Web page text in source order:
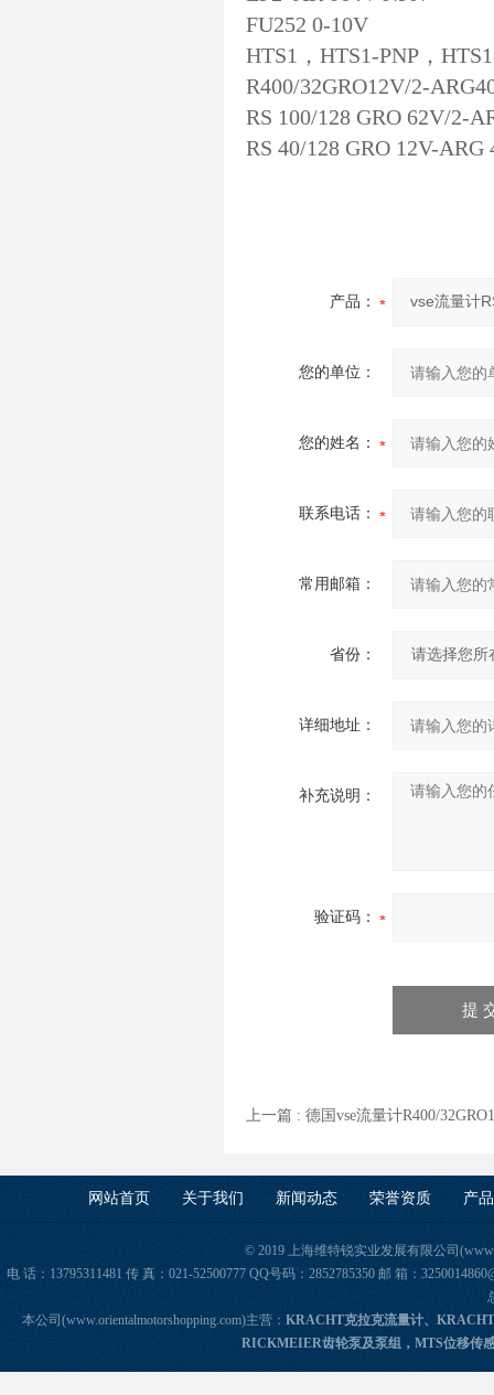
FU252 0-10V
HTS1，HTS1-PNP，
R400/32GRO12V/2-
RS 100/128 GRO 62V/2-
RS 40/128 GRO 12V-
产品：
您的单位：
您的姓名：
联系电话：
常用邮箱：
省份：
详细地址：
补充说明：
验证码：
上一篇 : 德国vse流量计R400/
网站首页 关于我们 新闻动态 荣誉资质 产
© 2019 上海维特锐实业发展有限公司
电 话：13795311481 传 真：021-52500777 QQ号码：2852785350 邮 箱：
本公司(www.orientalmotorshopping.com)主营： KRACHT克拉克流量计、
RICKMEIER齿轮泵及泵组，MTS位移传